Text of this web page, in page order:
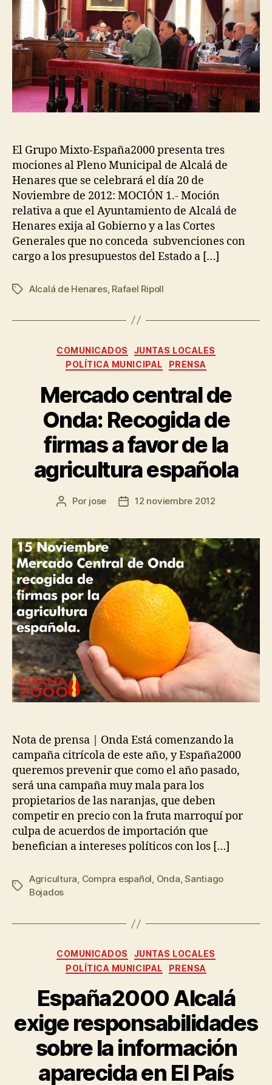
El Grupo Mixto-España2000 presenta tres
mociones al Pleno Municipal de Alcalá de
Henares que se celebrará el día 20 de
Noviembre de 2012: MOCIÓN 1.- Moción
relativa a que el Ayuntamiento de Alcalá de
Henares exija al Gobierno y a las Cortes
Generales que no conceda subvenciones con
cargo a los presupuestos del Estado a […]
Alcalá de Henares, Rafael Ripoll
COMUNICADOS
JUNTAS LOCALES
POLÍTICA MUNICIPAL
PRENSA
Mercado central de
Onda: Recogida de
firmas a favor de la
agricultura española
Por jose 12 noviembre 2012
Nota de prensa | Onda Está comenzando la
campaña citrícola de este año, y España2000
queremos prevenir que como el año pasado,
será una campaña muy mala para los
propietarios de las naranjas, que deben
competir en precio con la fruta marroquí por
culpa de acuerdos de importación que
benefician a intereses políticos con los […]
Agricultura, Compra español, Onda,Santiago
Bojados
COMUNICADOS
JUNTAS LOCALES
POLÍTICA MUNICIPAL
PRENSA
España2000 Alcalá
exige responsabilidades
sobre la información
aparecida en El País